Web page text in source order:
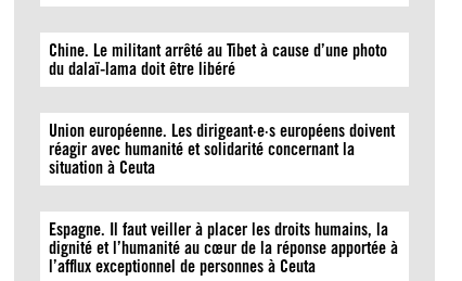
Chine. Le militant arrêté au Tibet à cause d’une photo
du dalaï-lama doit être libéré
Union européenne. Les dirigeant·e·s européens doivent
réagir avec humanité et solidarité concernant la
situation à Ceuta
Espagne. Il faut veiller à placer les droits humains, la
dignité et l’humanité au cœur de la réponse apportée à
l’afflux exceptionnel de personnes à Ceuta